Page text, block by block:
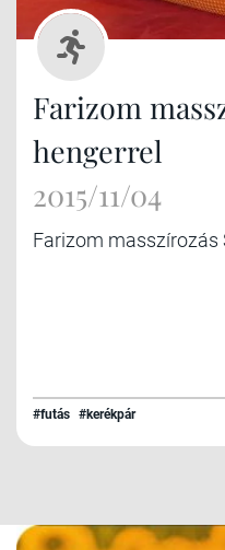
Farizom
hengerrel
2015/11/04
Farizom masszírozás
#futás #kerékpár